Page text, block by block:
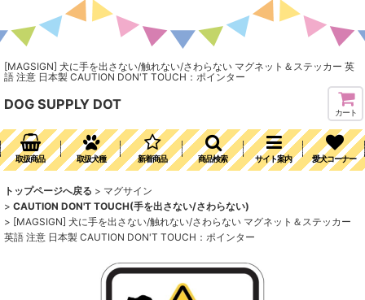
[MAGSIGN] 犬に手を出さない/触れない/さわらない マグネット＆ステッカー 英
語 注意 日本製 CAUTION DON'T TOUCH：ポインター
DOG SUPPLY DOT
カート
取扱商品 取扱犬種 新着商品 商品検索 サイト案内 愛犬コーナー
トップページへ戻る > マグサイン
> CAUTION DON'T TOUCH(手を出さない/さわらない)
> [MAGSIGN] 犬に手を出さない/触れない/さわらない マグネット＆ステッカー
英語 注意 日本製 CAUTION DON'T TOUCH：ポインター